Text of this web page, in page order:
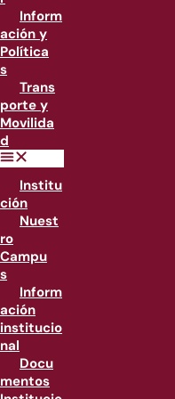
Inform
ación y
Política
s
Trans
porte y
Movilida
d
Institu
ción
Nuest
ro
Campu
s
Inform
ación
institucio
nal
Docu
mentos